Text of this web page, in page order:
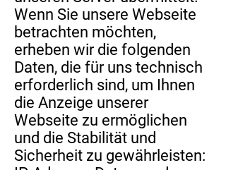
Wenn Sie unsere Webseite
betrachten möchten,
erheben wir die folgenden
Daten, die für uns technisch
erforderlich sind, um Ihnen
die Anzeige unserer
Webseite zu ermöglichen
und die Stabilität und
Sicherheit zu gewährleisten: